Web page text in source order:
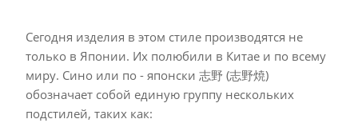
Сегодня изделия в этом стиле производятся не
только в Японии. Их полюбили в Китае и по всему
миру. Сино или по - японски 志野 (志野焼)
обозначает собой единую группу нескольких
подстилей, таких как: